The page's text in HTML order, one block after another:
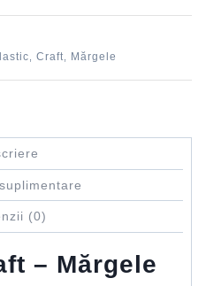
, Craft, Mărgele
(0)
– Mărgele